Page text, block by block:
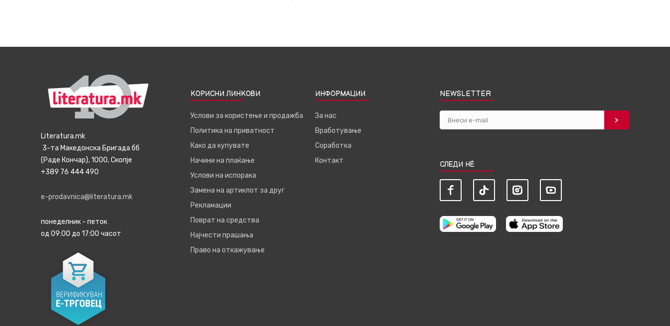
Literatura.mk
3-та Македонска Бригада бб
(Раде Кончар), 1000, Скопје
+389 76 444 490
e-prodavnica@literatura.mk
понеделник - петок
од 09:00 до 17:00 часот
КОРИСНИ ЛИНКОВИ
Услови за користење и продажба
Политика на приватност
Како да купувате
Начини на плаќање
Услови на испорака
Замена на артиклот за друг
Рекламации
Поврат на средства
Најчести прашања
Право на откажување
ИНФОРМАЦИИ
За нас
Вработување
Соработка
Контакт
NEWSLETTER
СЛЕДИ НЀ